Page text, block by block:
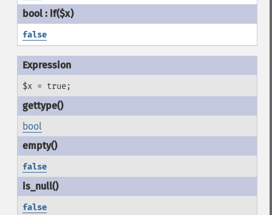
false
$x = true;
bool
false
false